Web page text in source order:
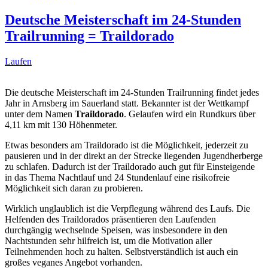
Deutsche Meisterschaft im 24-Stunden
Trailrunning = Traildorado
Laufen
Die deutsche Meisterschaft im 24-Stunden Trailrunning findet jedes
Jahr in Arnsberg im Sauerland statt. Bekannter ist der Wettkampf
unter dem Namen Traildorado. Gelaufen wird ein Rundkurs über
4,11 km mit 130 Höhenmeter.
Etwas besonders am Traildorado ist die Möglichkeit, jederzeit zu
pausieren und in der direkt an der Strecke liegenden Jugendherberge
zu schlafen. Dadurch ist der Traildorado auch gut für Einsteigende
in das Thema Nachtlauf und 24 Stundenlauf eine risikofreie
Möglichkeit sich daran zu probieren.
Wirklich unglaublich ist die Verpflegung während des Laufs. Die
Helfenden des Traildorados präsentieren den Laufenden
durchgängig wechselnde Speisen, was insbesondere in den
Nachtstunden sehr hilfreich ist, um die Motivation aller
Teilnehmenden hoch zu halten. Selbstverständlich ist auch ein
großes veganes Angebot vorhanden.